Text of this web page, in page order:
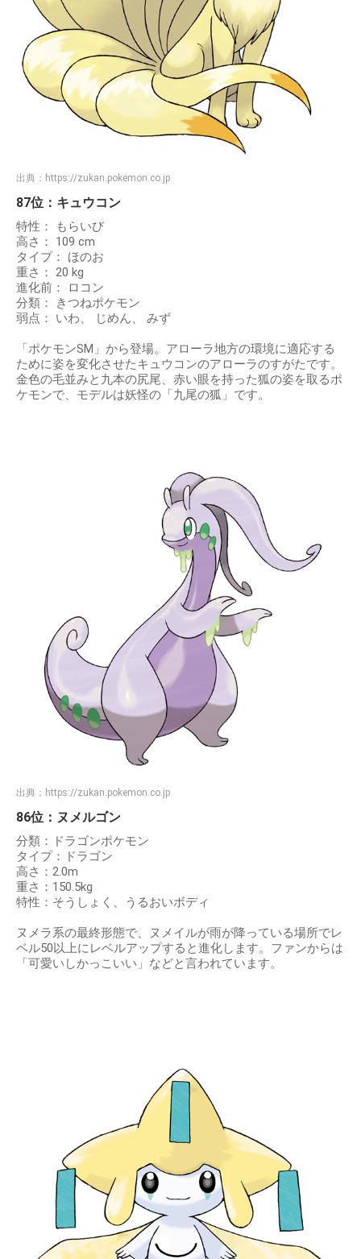
出典： https://zukan.pokemon.co.jp
87位：キュウコン
特性： もらいび
高さ： 109 cm
タイプ： ほのお
重さ： 20 kg
進化前： ロコン
分類： きつねポケモン
弱点： いわ、 じめん、 みず
「ポケモンSM」から登場。アローラ地方の環境に適応する
ために姿を変化させたキュウコンのアローラのすがたです。
金色の毛並みと九本の尻尾、赤い眼を持った狐の姿を取るポ
ケモンで、モデルは妖怪の「九尾の狐」です。
出典： https://zukan.pokemon.co.jp
86位：ヌメルゴン
分類：ドラゴンポケモン
タイプ：ドラゴン
高さ：2.0m
重さ：150.5kg
特性：そうしょく、うるおいボディ
ヌメラ系の最終形態で、ヌメイルが雨が降っている場所でレ
ベル50以上にレベルアップすると進化します。ファンからは
「可愛いしかっこいい」などと言われています。